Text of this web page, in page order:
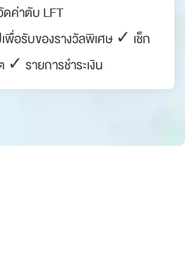
ดค่าตับ LFT
อรับของรางวัลพิเศษ ✓ เช็ก
✓ รายการชำระเงิน